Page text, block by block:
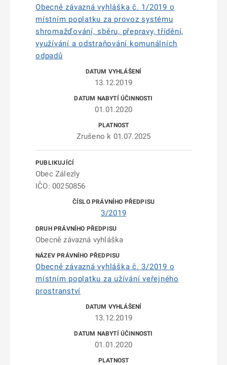
Obecně závazná vyhláška č. 1/2019 o
místním poplatku za provoz systému
shromažďování, sběru, přepravy, třídění,
využívání a odstraňování komunálních
odpadů
13.12.2019
01.01.2020
Zrušeno k 01.07.2025
Obec Zálezly
IČO: 00250856
3/2019
Obecně závazná vyhláška
Obecně závazná vyhláška č. 3/2019 o
místním poplatku za užívání veřejného
prostranství
13.12.2019
01.01.2020